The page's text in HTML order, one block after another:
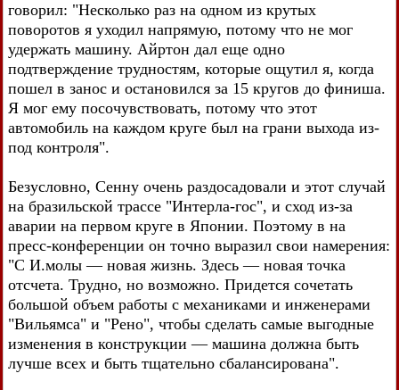
говорил: "Несколько раз на одном из крутых
поворотов я уходил напрямую, потому что не мог
удержать машину. Айртон дал еще одно
подтверждение трудностям, которые ощутил я, когда
пошел в занос и остановился за 15 кругов до финиша.
Я мог ему посочувствовать, потому что этот
автомобиль на каждом круге был на грани выхода из-
под контроля".
Безусловно, Сенну очень раздосадовали и этот случай
на бразильской трассе "Интерла-гос", и сход из-за
аварии на первом круге в Японии. Поэтому в на
пресс-конференции он точно выразил свои намерения:
"С И.молы — новая жизнь. Здесь — новая точка
отсчета. Трудно, но возможно. Придется сочетать
большой объем работы с механиками и инженерами
"Вильямса" и "Рено", чтобы сделать самые выгодные
изменения в конструкции — машина должна быть
лучше всех и быть тщательно сбалансирована".